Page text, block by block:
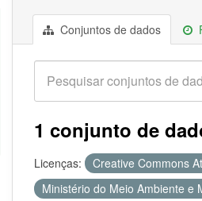
Conjuntos de dados
1 conjunto de
Licenças: Creative Commons
Ministério do Meio Ambiente e